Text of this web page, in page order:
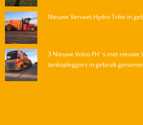
Nieuwe Vervaet Hydro Trike in
3 Nieuwe Volvo FH`s met nieuwe
tankopleggers in gebruik